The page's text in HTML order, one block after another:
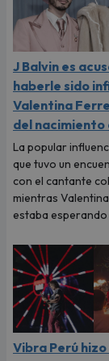
J Balvin es
haberle sido
Valentina
del nacimiento
La popular
que tuvo un
con el cantante
mientras
estaba esperando
Vibra Perú